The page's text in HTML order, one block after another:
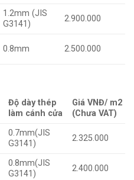
1.2mm (JIS
G3141)
2.900.000
0.8mm 2.500.000
Độ dày thép
làm cánh cửa
Giá VNĐ/ m2
(Chưa VAT)
0.7mm(JIS
G3141)
2.325.000
0.8mm(JIS
G3141)
2.400.000